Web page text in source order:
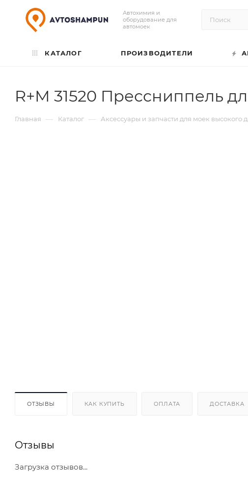
Автохимия и
оборудование для
автомоек
КАТАЛОГ ПРОИЗВОДИТЕЛИ
R+M 31520 Прессниппель
Главная — Каталог — Аксессуары и запчасти для моек высокого
ОТЗЫВЫ КАК КУПИТЬ ОПЛАТА ДОСТАВКА
Отзывы
Загрузка отзывов...